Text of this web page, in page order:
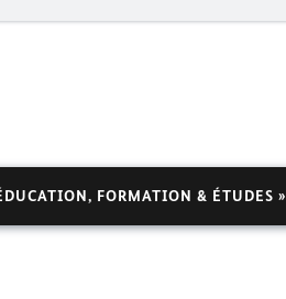
FORMATION & ÉTUDES »